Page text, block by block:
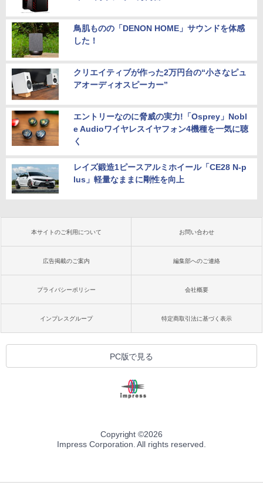
鳥肌ものの「DENON HOME」サウンドを体感
した！
クリエイティブが作った2万円台の“小さなピュ
アオーディオスピーカー”
エントリーなのに脅威の実力!「Osprey」Nobl
e Audioワイヤレスイヤフォン4機種を一気に聴
く
レイズ鍛造1ピースアルミホイール「CE28 N-p
lus」軽量なままに剛性を向上
本サイトのご利用について お問い合わせ
広告掲載のご案内 編集部へのご連絡
プライバシーポリシー 会社概要
インプレスグループ 特定商取引法に基づく表示
PC版で見る
Copyright ©2026
Impress Corporation. All rights reserved.